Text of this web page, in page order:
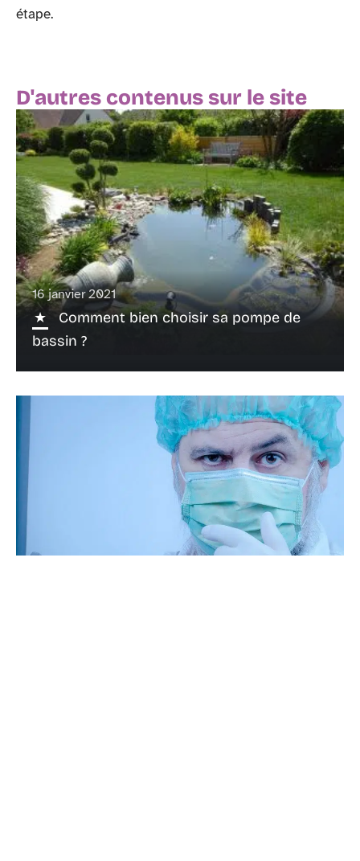
étape.
D'autres contenus sur le site
16 janvier 2021
Comment bien choisir sa pompe de
bassin ?